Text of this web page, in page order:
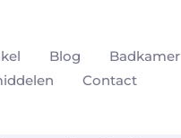
Blog Badkamer
Contact